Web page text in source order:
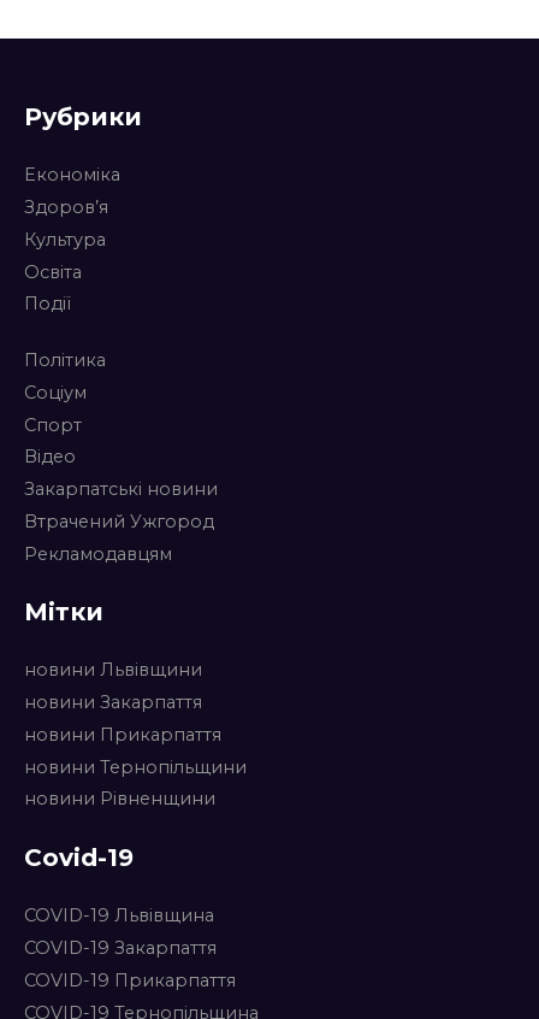
Рубрики
Економіка
Здоров’я
Культура
Освіта
Події
Політика
Соціум
Спорт
Відео
Закарпатські новини
Втрачений Ужгород
Рекламодавцям
Мітки
новини Львівщини
новини Закарпаття
новини Прикарпаття
новини Тернопільщини
новини Рівненщини
Covid-19
COVID-19 Львівщина
COVID-19 Закарпаття
COVID-19 Прикарпаття
COVID-19 Тернопільщина